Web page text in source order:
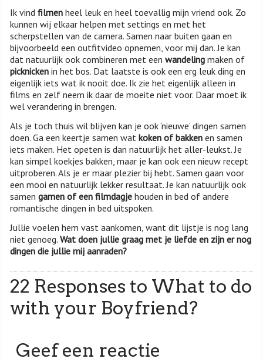
Ik vindfilmen heel leuk en heel toevallig mijn vriend ook. Zo
kunnen wij elkaar helpen met settings en met het
scherpstellen van de camera. Samen naar buiten gaan en
bijvoorbeeld een outfitvideo opnemen, voor mij dan. Je kan
dat natuurlijk ook combineren met eenwandeling maken of
picknicken in het bos. Dat laatste is ook een erg leuk ding en
eigenlijk iets wat ik nooit doe. Ik zie het eigenlijk alleen in
films en zelf neem ik daar de moeite niet voor. Daar moet ik
wel verandering in brengen.
Als je toch thuis wil blijven kan je ook ‘nieuwe’ dingen samen
doen. Ga een keertje samen watkoken of bakken en samen
iets maken. Het opeten is dan natuurlijk het aller-leukst. Je
kan simpel koekjes bakken, maar je kan ook een nieuw recept
uitproberen. Als je er maar plezier bij hebt. Samen gaan voor
een mooi en natuurlijk lekker resultaat. Je kan natuurlijk ook
samengamen of een filmdagje houden in bed of andere
romantische dingen in bed uitspoken.
Jullie voelen hem vast aankomen, want dit lijstje is nog lang
niet genoeg.Wat doen jullie graag met je liefde en zijn er nog
dingen die jullie mij aanraden?
22 Responses to What to do
with your Boyfriend?
Geef een reactie